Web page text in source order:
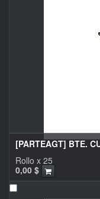
[PARTEAGT] BTE.
0,00 $
Rollo x 25